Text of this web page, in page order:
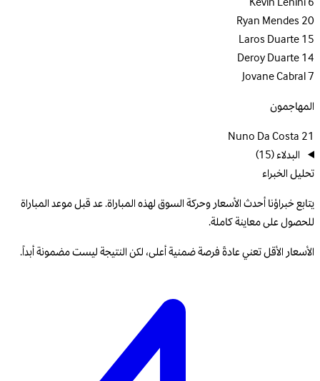
20
Ryan Mendes
15
Laros Duarte
14
Deroy Duarte
7
Jovane Cabral
المهاجمون
21
Nuno Da Costa
البدلاء(15)
تحليل الخبراء
يتابع خبراؤنا أحدث الأسعار وحركة السوق لهذه المباراة. عد قبل موعد المباراة
للحصول على معاينة كاملة.
الأسعار الأقل تعني عادةً فرصة ضمنية أعلى، لكن النتيجة ليست مضمونة أبداً.